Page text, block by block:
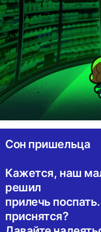
Сон пришельца
Кажется, наш
решил
прилечь
приснятся?